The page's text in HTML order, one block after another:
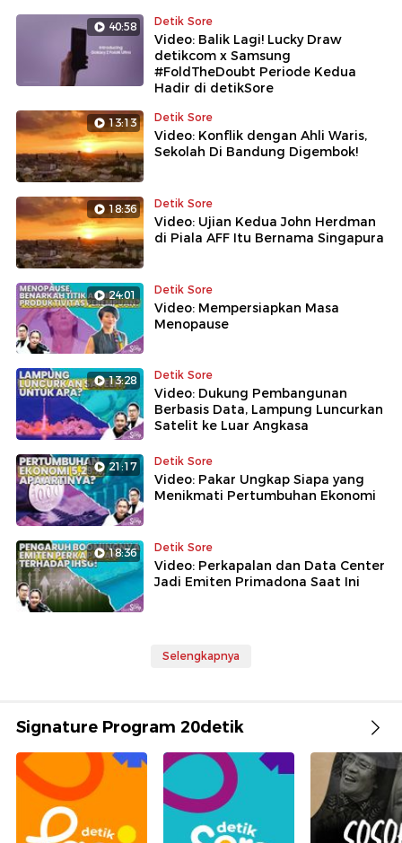
40:58 Detik Sore
Video: Balik Lagi! Lucky Draw
detikcom x Samsung
#FoldTheDoubt Periode Kedua
Hadir di detikSore
13:13 Detik Sore
Video: Konflik dengan Ahli Waris,
Sekolah Di Bandung Digembok!
18:36 Detik Sore
Video: Ujian Kedua John Herdman
di Piala AFF Itu Bernama Singapura
24:01 Detik Sore
Video: Mempersiapkan Masa
Menopause
13:28 Detik Sore
Video: Dukung Pembangunan
Berbasis Data, Lampung Luncurkan
Satelit ke Luar Angkasa
21:17 Detik Sore
Video: Pakar Ungkap Siapa yang
Menikmati Pertumbuhan Ekonomi
18:36 Detik Sore
Video: Perkapalan dan Data Center
Jadi Emiten Primadona Saat Ini
Selengkapnya
Signature Program 20detik